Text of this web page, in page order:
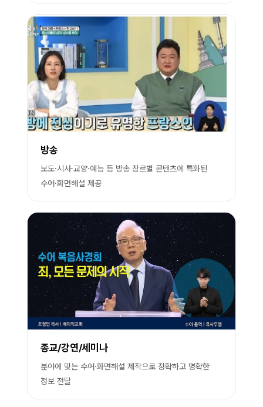
방송
보도·시사·교양·예능 등 방송 장르별 콘텐츠에 특화된
수어·화면해설 제공
종교/강연/세미나
분야에 맞는 수어·화면해설 제작으로 정확하고 명확한
정보 전달